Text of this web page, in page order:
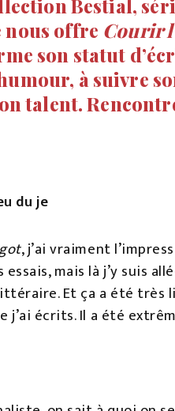
Bestial,
nous offre Courir
son statut
à suivre
talent.
du je
, j’ai vraiment
mais là j’y suis
Et ça a été très
j’ai écrits. Il a été